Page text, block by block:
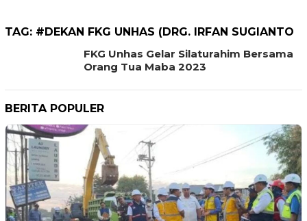
TAG: #DEKAN FKG UNHAS (DRG. IRFAN SUGIANTO
FKG Unhas Gelar Silaturahim Bersama
Orang Tua Maba 2023
BERITA POPULER